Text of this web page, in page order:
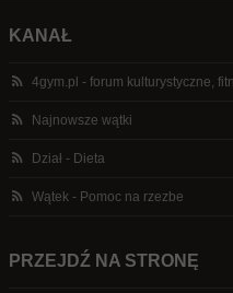
KANAŁ
4gym.pl - forum kulturystyczne,
Najnowsze wątki
Dział - Dieta
Wątek - Pomoc na rzezbe
PRZEJDŹ NA STRONĘ